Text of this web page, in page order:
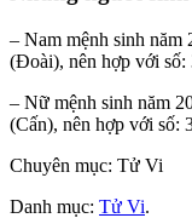
– Nam mệnh sinh
(Đoài), nên hợp với số:
– Nữ mệnh sinh năm
(Cấn), nên hợp với số:
Chuyên mục: Tử Vi
Danh mục: Tử Vi.